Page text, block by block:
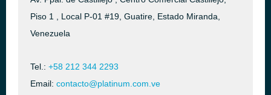
Piso 1 , Local P-01 #19, Guatire, Estado Miranda,
Venezuela
Tel.: +58 212 344 2293
Email: contacto@platinum.com.ve